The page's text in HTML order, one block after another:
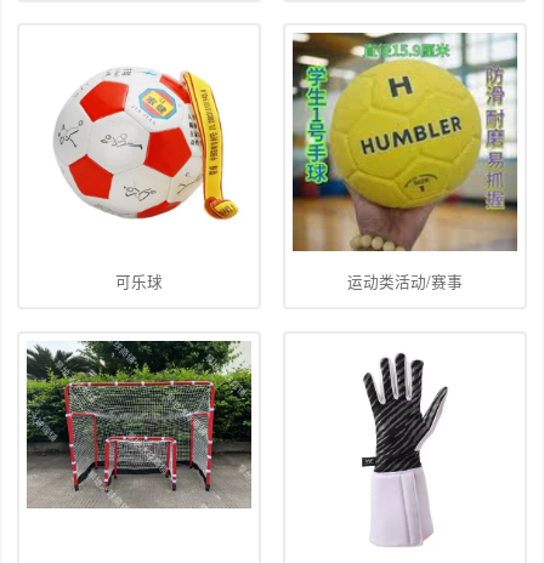
可乐球 运动类活动/赛事